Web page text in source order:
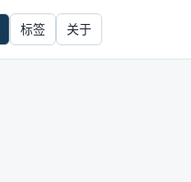
标签 关于